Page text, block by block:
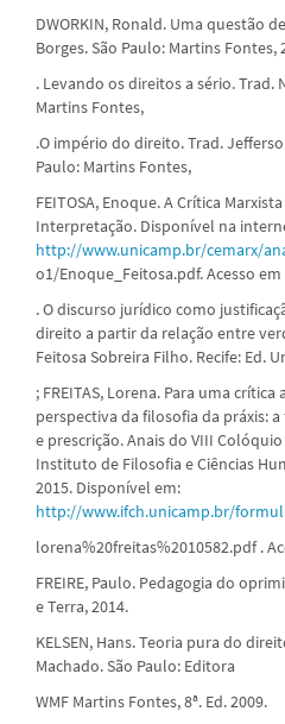
DWORKIN, Ronald. Uma questão
Borges. São Paulo: Martins Fontes,
. Levando os direitos a sério. Trad.
Martins Fontes,
.O império do direito. Trad.
Paulo: Martins Fontes,
FEITOSA, Enoque. A Crítica
Interpretação. Disponível na
http://www.unicamp.br/cemarx/
o1/Enoque_Feitosa.pdf. Acesso em
. O discurso jurídico como
direito a partir da relação entre
Feitosa Sobreira Filho. Recife: Ed.
; FREITAS, Lorena. Para uma
perspectiva da filosofia da práxis:
e prescrição. Anais do VIII
Instituto de Filosofia e Ciências
2015. Disponível em:
http://www.ifch.unicamp.br/
lorena%20freitas%2010582.pdf .
FREIRE, Paulo. Pedagogia do
e Terra, 2014.
KELSEN, Hans. Teoria pura do
Machado. São Paulo: Editora
WMF Martins Fontes, 8ª. Ed. 2009.